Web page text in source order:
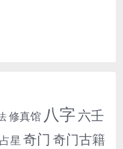
修真馆 八字 六壬
占星 奇门 奇门古籍